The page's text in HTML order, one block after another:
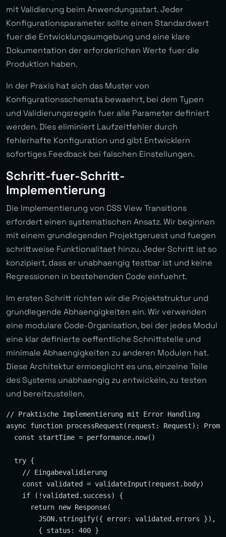
mit Validierung beim Anwendungsstart. Jeder
Konfigurationsparameter sollte einen Standardwert
fuer die Entwicklungsumgebung und eine klare
Dokumentation der erforderlichen Werte fuer die
Produktion haben.
In der Praxis hat sich das Muster von
Konfigurationsschemata bewaehrt, bei dem Typen
und Validierungsregeln fuer alle Parameter definiert
werden. Dies eliminiert Laufzeitfehler durch
fehlerhafte Konfiguration und gibt Entwicklern
sofortiges Feedback bei falschen Einstellungen.
Schritt-fuer-Schritt-
Implementierung
Die Implementierung von CSS View Transitions
erfordert einen systematischen Ansatz. Wir beginnen
mit einem grundlegenden Projektgeruest und fuegen
schrittweise Funktionalitaet hinzu. Jeder Schritt ist so
konzipiert, dass er unabhaengig testbar ist und keine
Regressionen in bestehenden Code einfuehrt.
Im ersten Schritt richten wir die Projektstruktur und
grundlegende Abhaengigkeiten ein. Wir verwenden
eine modulare Code-Organisation, bei der jedes Modul
eine klar definierte oeffentliche Schnittstelle und
minimale Abhaengigkeiten zu anderen Modulen hat.
Diese Architektur ermoeglicht es uns, einzelne Teile
des Systems unabhaengig zu entwickeln, zu testen
und bereitzustellen.
// Praktische Implementierung mit Error Handling
async function processRequest(request: Request):
  const startTime = performance.now()
  try {
    // Eingabevalidierung
    const validated = validateInput(request.body)
    if (!validated.success) {
      return new Response(
        JSON.stringify({ error: validated.errors }),
        { status: 400 }